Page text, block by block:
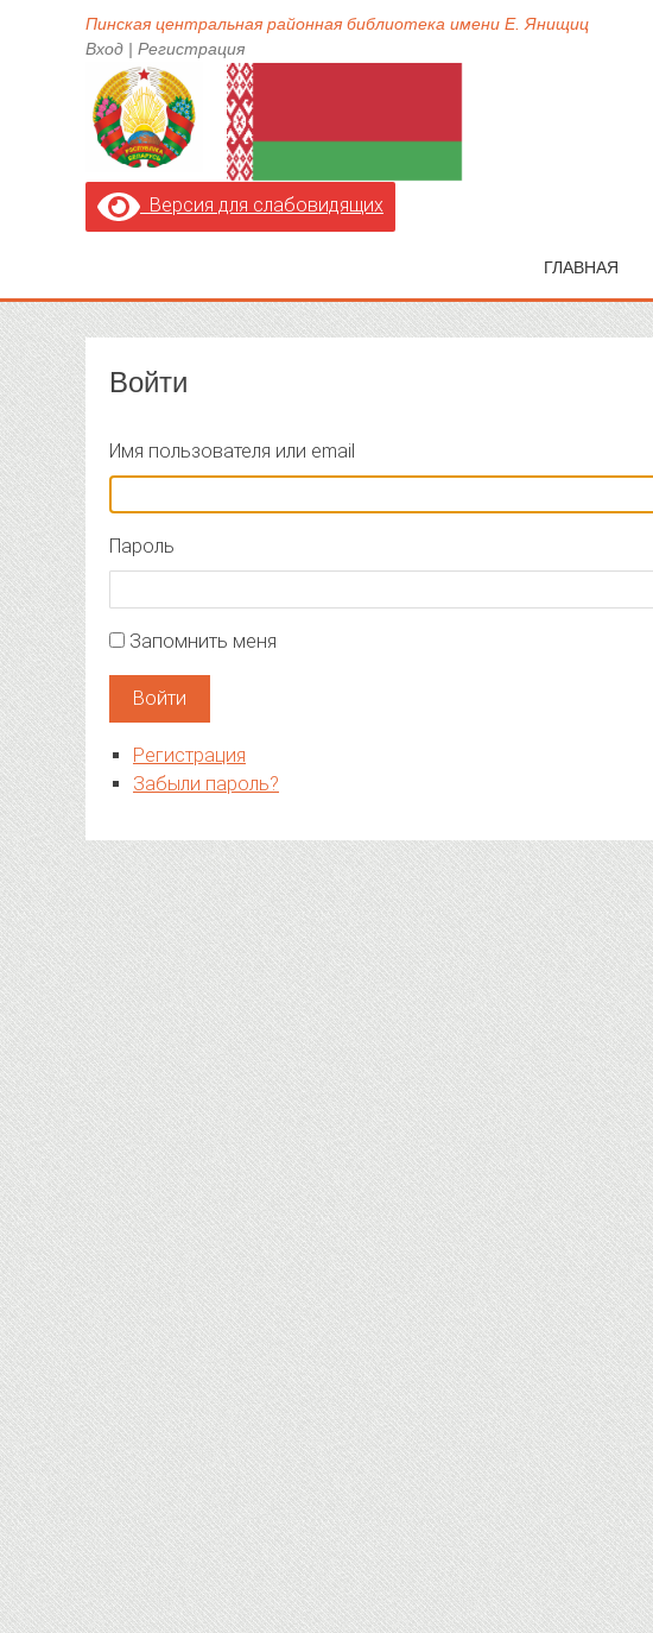
Пинская центральная районная библиотека имени Е. Янищиц
Вход | Регистрация
Версия для слабовидящих
ГЛАВНАЯ
Войти
Имя пользователя или email
Пароль
Запомнить меня
Войти
Регистрация
Забыли пароль?